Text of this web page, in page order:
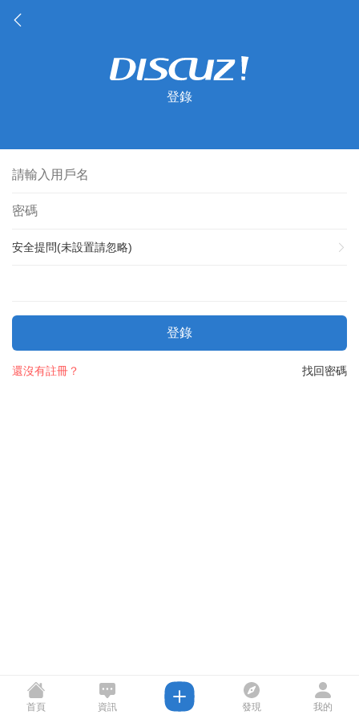
登錄
安全提問(未設置請忽略)
登錄
找回密碼
還沒有註冊？
首頁 資訊 發現 我的